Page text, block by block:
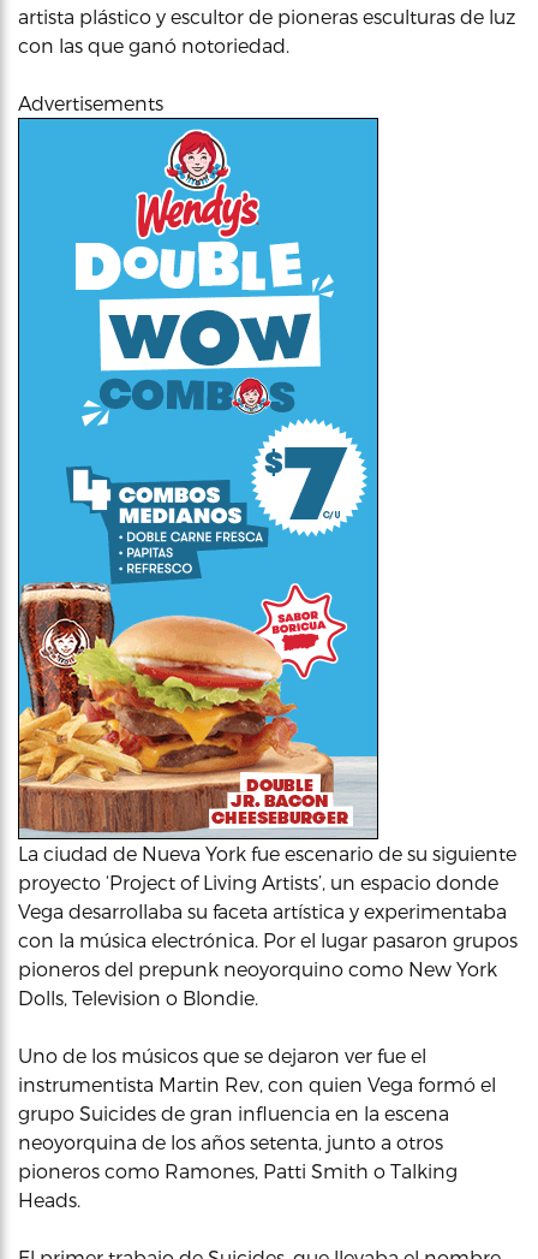
artista plástico y escultor de pioneras esculturas de luz
con las que ganó notoriedad.
Advertisements
La ciudad de Nueva York fue escenario de su siguiente
proyecto ‘Project of Living Artists’, un espacio donde
Vega desarrollaba su faceta artística y experimentaba
con la música electrónica. Por el lugar pasaron grupos
pioneros del prepunk neoyorquino como New York
Dolls, Television o Blondie.
Uno de los músicos que se dejaron ver fue el
instrumentista Martin Rev, con quien Vega formó el
grupo Suicides de gran influencia en la escena
neoyorquina de los años setenta, junto a otros
pioneros como Ramones, Patti Smith o Talking
Heads.